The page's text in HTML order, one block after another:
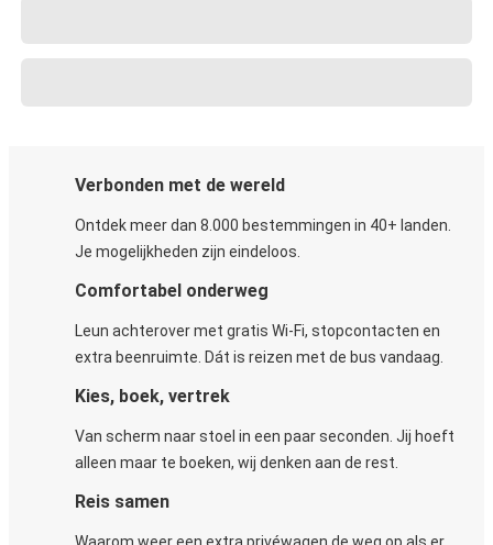
Verbonden met de wereld
Ontdek meer dan 8.000 bestemmingen in 40+ landen.
Je mogelijkheden zijn eindeloos.
Comfortabel onderweg
Leun achterover met gratis Wi-Fi, stopcontacten en
extra beenruimte. Dát is reizen met de bus vandaag.
Kies, boek, vertrek
Van scherm naar stoel in een paar seconden. Jij hoeft
alleen maar te boeken, wij denken aan de rest.
Reis samen